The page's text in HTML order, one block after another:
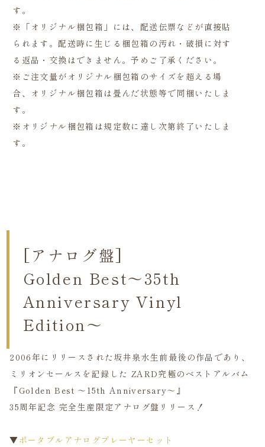
す。
※「オリジナル梱包箱」には、配送伝票などが直接貼
られます。配送時に生じる梱包箱の汚れ・破損に対す
る返品・交換はできません。予めご了承ください。
※ご注文量がオリジナル梱包箱のサイズを超える場
合、オリジナル梱包箱は畳んだ状態等で同梱いたしま
す。
※オリジナル梱包箱は規定数に達し次第終了いたしま
す。
[アナログ盤]
Golden Best～35th
Anniversary Vinyl
Edition～
2006年にリリースされた坂井泉水生前最後の作品であり、
ミリオンセールスを記録した ZARD究極のベストアルバム
『Golden Best ～15th Anniversary～』
35周年記念 完全生産限定アナログ盤リリース！
▼ポータブルアナログプレーヤーセット